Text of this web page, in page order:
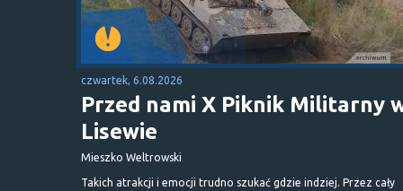
czwartek, 6.08.2026
Przed nami X Piknik Militarny
Lisewie
Mieszko Weltrowski
Takich atrakcji i emocji trudno szukać gdzie indziej. Przez cały